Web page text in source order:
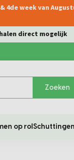
4de week van
direct mogelijk
Zoeken
op rol Schuttingen